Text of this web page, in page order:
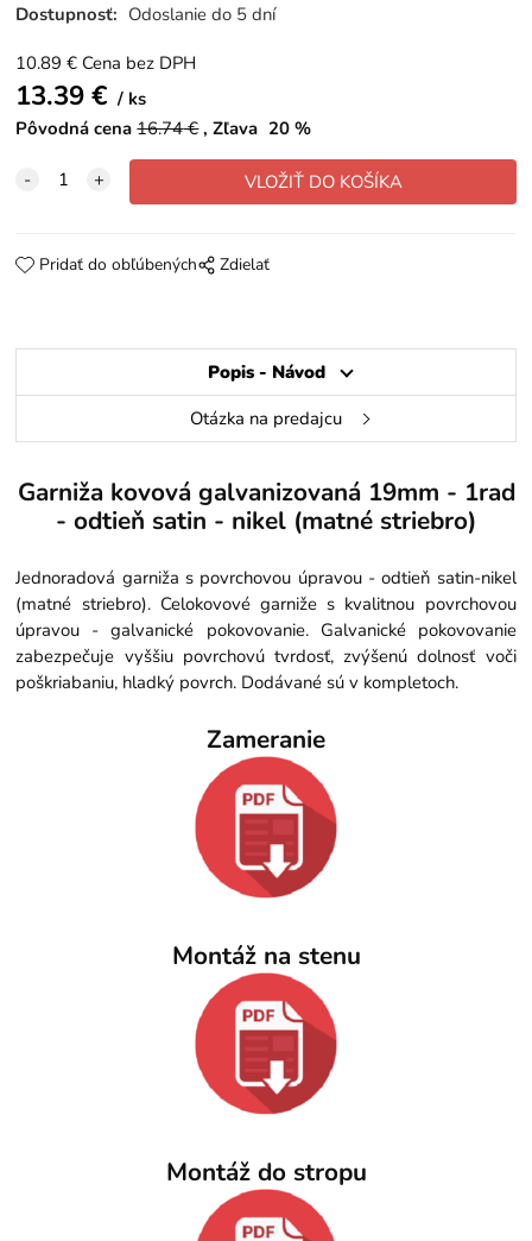
Dostupnosť: Odoslanie do 5 dní
10.89 € Cena bez DPH
13.39€
ks
Pôvodná cena 16.74€ Zľava 20 %
Pridať do obľúbených Zdielať
Popis - Návod
Otázka na predajcu
Garniža kovová galvanizovaná 19mm - 1rad
- odtieň satin - nikel (matné striebro)
Jednoradová garniža s povrchovou úpravou - odtieň satin-nikel
(matné striebro). Celokovové garniže s kvalitnou povrchovou
úpravou - galvanické pokovovanie. Galvanické pokovovanie
zabezpečuje vyššiu povrchovú tvrdosť, zvýšenú dolnosť voči
poškriabaniu, hladký povrch. Dodávané sú v kompletoch.
Zameranie
Montáž na stenu
Montáž do stropu